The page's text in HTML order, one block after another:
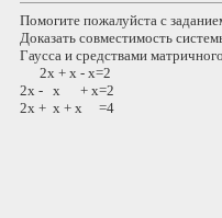
Помогите пожалуйста с
Доказать совместимость
Гаусса и средствами
2x + x - x=2
2x - x + x=2
2x + x + x =4